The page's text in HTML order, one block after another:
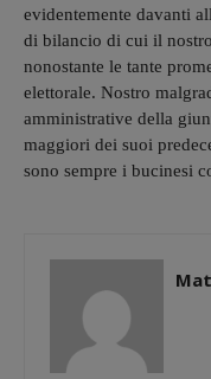
evidentemente davanti
di bilancio di cui il
nonostante le tante
elettorale. Nostro
amministrative della
maggiori dei suoi
sono sempre i bucinesi